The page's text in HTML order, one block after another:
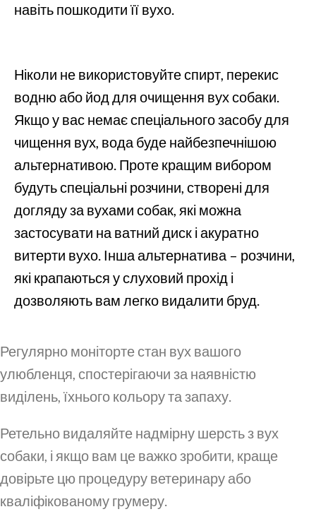
навіть пошкодити її вухо.
Ніколи не використовуйте спирт, перекис
водню або йод для очищення вух собаки.
Якщо у вас немає спеціального засобу для
чищення вух, вода буде найбезпечнішою
альтернативою. Проте кращим вибором
будуть спеціальні розчини, створені для
догляду за вухами собак, які можна
застосувати на ватний диск і акуратно
витерти вухо. Інша альтернатива – розчини,
які крапаються у слуховий прохід і
дозволяють вам легко видалити бруд.
Регулярно моніторте стан вух вашого
улюбленця, спостерігаючи за наявністю
виділень, їхнього кольору та запаху.
Ретельно видаляйте надмірну шерсть з вух
собаки, і якщо вам це важко зробити, краще
довірьте цю процедуру ветеринару або
кваліфікованому грумеру.